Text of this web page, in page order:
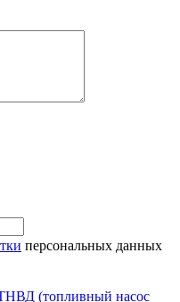
персональных данных